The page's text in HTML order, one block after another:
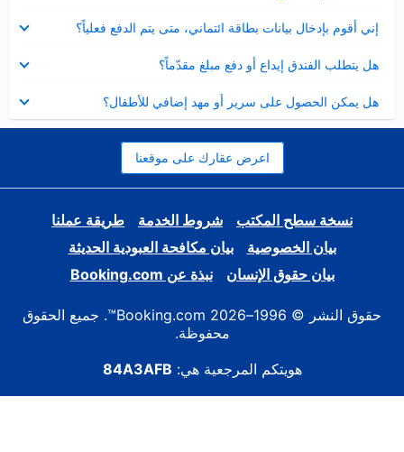
إني أقوم بإدخال بيانات بطاقة ائتماني، متى يتم الدفع فعلياً؟
مصغر
هل يتطلب الفندق إيداع أو دفع مبلغ مقدّماً؟
مصغر
هل يمكن الحصول على سرير أو مهد إضافي للأطفال؟
مصغر
اعرض عقارك على موقعنا
نسخة سطح المكتب شروط الخدمة
طريقة عملنا
بيان الخصوصية
بيان مكافحة العبودية الحديثة
بيان حقوق الإنسان
نبذة عن Booking.com
حقوق النشر © 1996–2026 Booking.com™. جميع الحقوق
محفوظة.
هويتكم المرجعية هي: 84A3AFB